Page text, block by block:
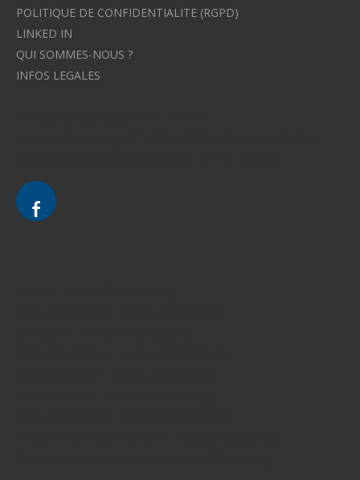
POLITIQUE DE CONFIDENTIALITE (RGPD)
LINKED IN
QUI SOMMES-NOUS ?
INFOS LEGALES